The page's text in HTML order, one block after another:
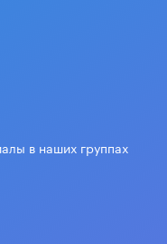
в наших группах